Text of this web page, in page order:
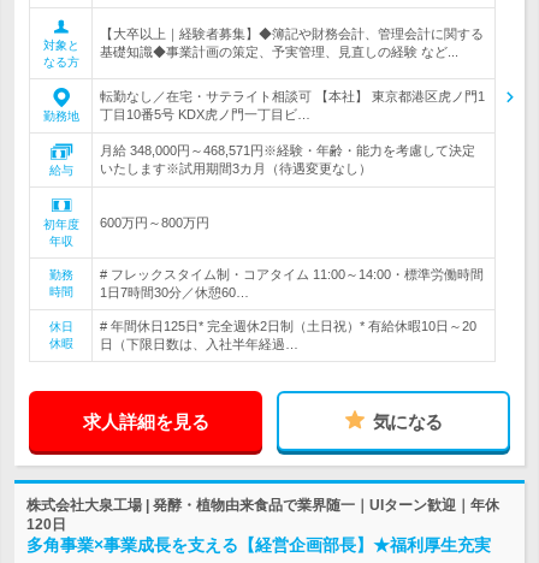
対象と
なる方
【大卒以上｜経験者募集】◆簿記や財務会計、管理会計に関する
基礎知識◆事業計画の策定、予実管理、見直しの経験 など...
勤務地
転勤なし／在宅・サテライト相談可 【本社】 東京都港区虎ノ門1
丁目10番5号 KDX虎ノ門一丁目ビ…
給与
月給 348,000円～468,571円※経験・年齢・能力を考慮して決定
いたします※試用期間3カ月（待遇変更なし）
初年度
年収
600万円～800万円
勤務
時間
# フレックスタイム制・コアタイム 11:00～14:00・標準労働時間
1日7時間30分／休憩60…
休日
休暇
# 年間休日125日* 完全週休2日制（土日祝）* 有給休暇10日～20
日（下限日数は、入社半年経過…
求人詳細を見る 気になる
株式会社大泉工場 | 発酵・植物由来食品で業界随一｜UIターン歓迎｜年休
120日
多角事業×事業成長を支える【経営企画部長】★福利厚生充実